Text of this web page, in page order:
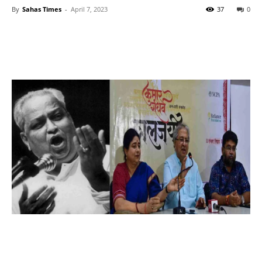
By Sahas Times - April 7, 2023 0
37